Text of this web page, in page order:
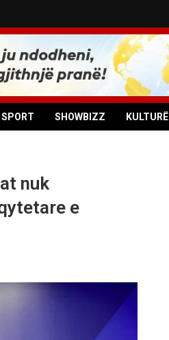
SPORT SHOWBIZZ KULTURË
nuk
e